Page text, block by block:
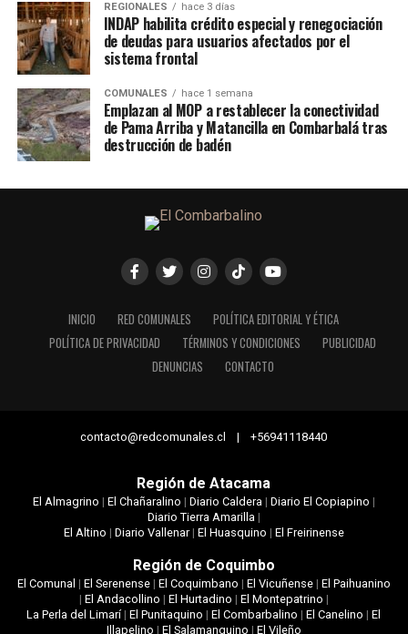
REGIONALES hace 3 días
INDAP habilita crédito especial y renegociación
de deudas para usuarios afectados por el
sistema frontal
COMUNALES hace 1 semana
Emplazan al MOP a restablecer la conectividad
de Pama Arriba y Matancilla en Combarbalá tras
destrucción de badén
INICIO RED COMUNALES
POLÍTICA EDITORIAL Y ÉTICA
POLÍTICA DE PRIVACIDAD
TÉRMINOS Y CONDICIONES
PUBLICIDAD
DENUNCIAS
CONTACTO
contacto@redcomunales.cl | +56941118440
Región de Atacama
El Almagrino | El Chañaralino | Diario Caldera| Diario El Copiapino |
Diario Tierra Amarilla|
El Altino | Diario Vallenar| El Huasquino | El Freirinense
Región de Coquimbo
El Comunal | El Serenense| El Coquimbano | El Vicuñense| El Paihuanino
| El Andacollino | El Hurtadino | El Montepatrino |
La Perla del Limarí|El Punitaquino |El Combarbalino |El Canelino |El
Illapelino | El Salamanquino | El Vileño